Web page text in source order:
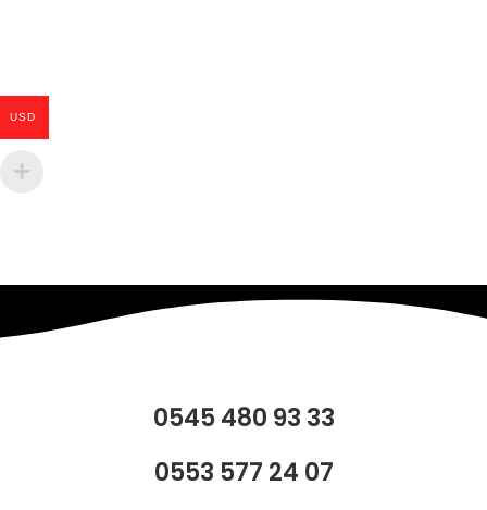
0545 480 93 33
0553 577 24 07
USD